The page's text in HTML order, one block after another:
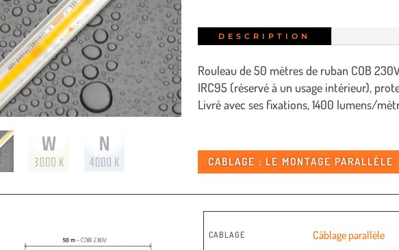
DESCRIPTION
Rouleau de 50 mètres de ruban COB
IRC95 (réservé à un usage intérieur),
Livré avec ses fixations, 1400 lumens/
CABLAGE : LE MONTAGE PARALLÈLE
CABLAGE Câblage parallèle